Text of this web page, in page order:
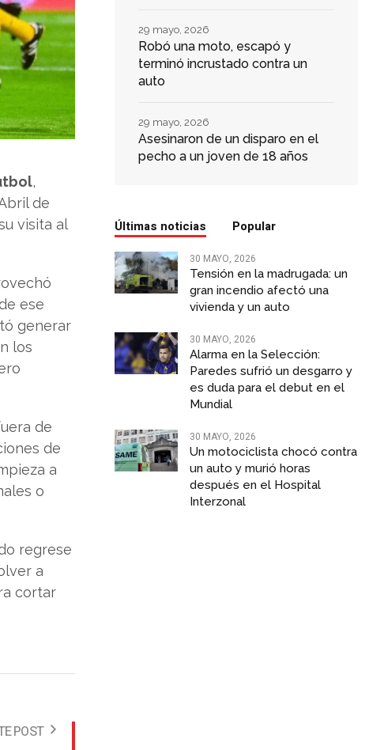
,
de
visita al
ese
generar
los
de
de
a
o
regrese
a
cortar
POST
Robó una moto, escapó y
terminó incrustado contra un
auto
29 mayo, 2026
Asesinaron de un disparo en el
pecho a un joven de 18 años
29 mayo, 2026
Últimas noticias Popular
30 MAYO, 2026
Tensión en la madrugada: un
gran incendio afectó una
vivienda y un auto
30 MAYO, 2026
Alarma en la Selección:
Paredes sufrió un desgarro y
es duda para el debut en el
Mundial
30 MAYO, 2026
Un motociclista chocó contra
un auto y murió horas
después en el Hospital
Interzonal